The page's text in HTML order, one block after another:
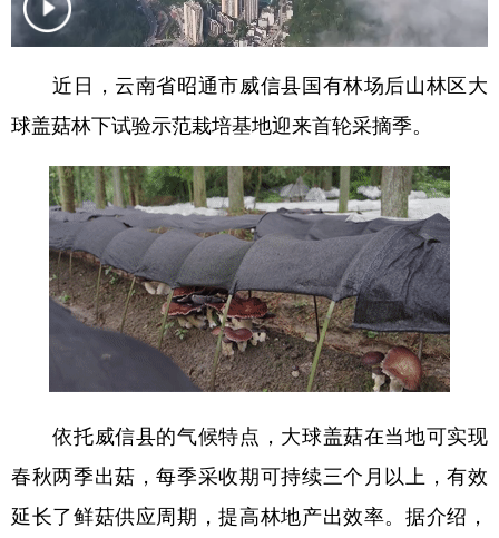
近日，云南省昭通市威信县国有林场后山林区大
球盖菇林下试验示范栽培基地迎来首轮采摘季。
依托威信县的气候特点，大球盖菇在当地可实现
春秋两季出菇，每季采收期可持续三个月以上，有效
延长了鲜菇供应周期，提高林地产出效率。据介绍，